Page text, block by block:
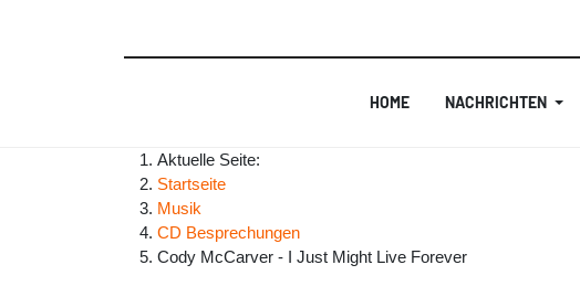
HOME NACHRICHTEN
Aktuelle Seite:
Startseite
Musik
CD Besprechungen
Cody McCarver - I Just Might Live Forever